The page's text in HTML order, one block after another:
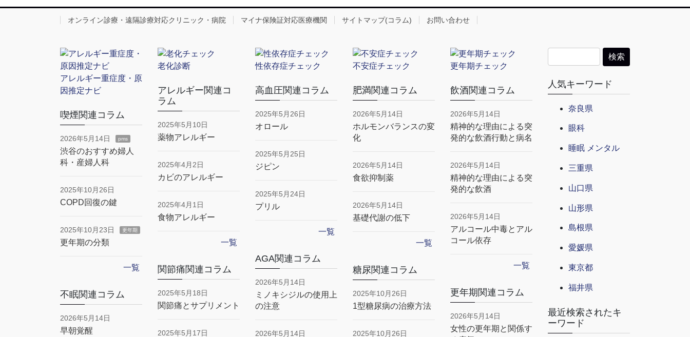
オンライン診療・遠隔診療対応クリニック・病院 マイナ保険証対応医療機関 サイトマップ(コラム) お問い合わせ
アレルギー重症度・原
因推定ナビ
喫煙関連コラム
2026年5月14日 pms
渋谷のおすすめ婦人
科・産婦人科
2025年10月26日
COPD回復の鍵
2025年10月23日 更年期
更年期の分類
一覧
不眠関連コラム
2026年5月14日
早朝覚醒
老化診断
アレルギー関連コ
ラム
2025年5月10日
薬物アレルギー
2025年4月2日
カビのアレルギー
2025年4月1日
食物アレルギー
一覧
関節痛関連コラム
2025年5月18日
関節痛とサプリメント
2025年5月17日
性依存症チェック
高血圧関連コラム
2025年5月26日
オロール
2025年5月25日
ジピン
2025年5月24日
プリル
一覧
AGA関連コラム
2026年5月14日
ミノキシジルの使用上
の注意
2026年5月14日
不安症チェック
肥満関連コラム
2026年5月14日
ホルモンバランスの変
化
2026年5月14日
食欲抑制薬
2026年5月14日
基礎代謝の低下
一覧
糖尿関連コラム
2025年10月26日
1型糖尿病の治療方法
2025年10月26日
更年期チェック
飲酒関連コラム
2026年5月14日
精神的な理由による突
発的な飲酒行動と病名
2026年5月14日
精神的な理由による突
発的な飲酒
2026年5月14日
アルコール中毒とアル
コール依存
一覧
更年期関連コラム
2026年5月14日
女性の更年期と関係す
人気キーワード
奈良県
眼科
睡眠 メンタル
三重県
山口県
山形県
島根県
愛媛県
東京都
福井県
最近検索されたキ
ーワード